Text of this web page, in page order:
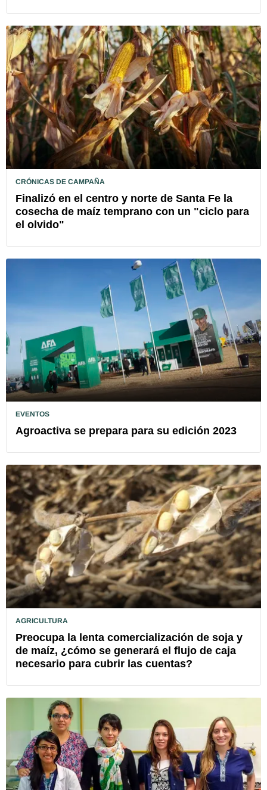
CRÓNICAS DE CAMPAÑA
Finalizó en el centro y norte de Santa Fe la
cosecha de maíz temprano con un "ciclo para
el olvido"
EVENTOS
Agroactiva se prepara para su edición 2023
AGRICULTURA
Preocupa la lenta comercialización de soja y
de maíz, ¿cómo se generará el flujo de caja
necesario para cubrir las cuentas?